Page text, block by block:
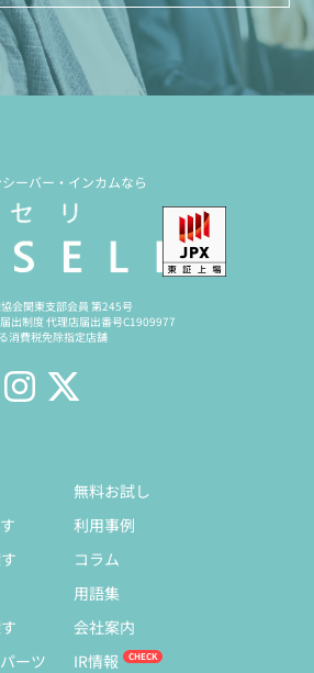
ーバー・インカムなら
会関東支部会員 第245号
出制度 代理店届出番号C1909977
消費税免除指定店舗
ーツ
無料お試し
利用事例
コラム
用語集
会社案内
IR情報